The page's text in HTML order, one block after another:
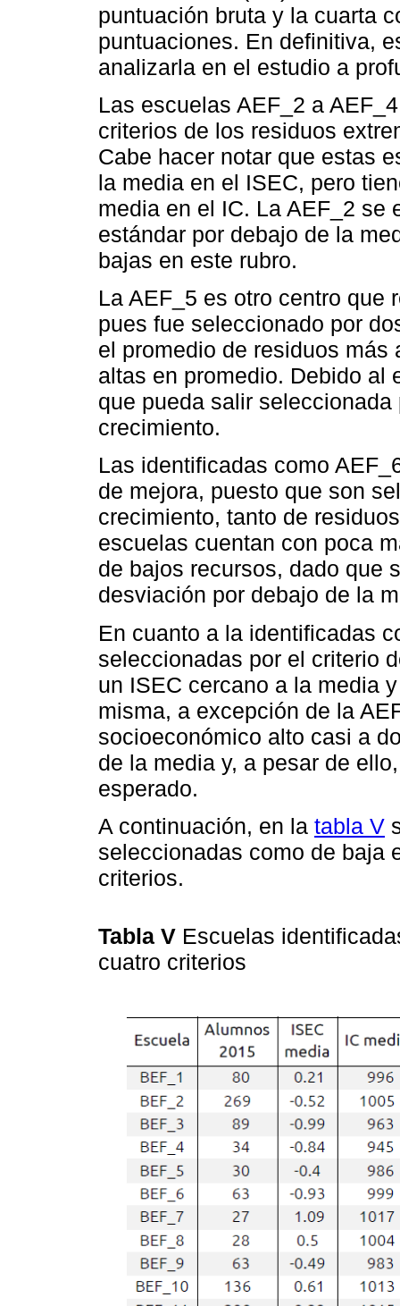
puntuación bruta y la cuarta
puntuaciones. En definitiva,
analizarla en el estudio a
Las escuelas AEF_2 a
criterios de los residuos
Cabe hacer notar que estas
la media en el ISEC, pero
media en el IC. La AEF_2 se
estándar por debajo de la
bajas en este rubro.
La AEF_5 es otro centro que
pues fue seleccionado por
el promedio de residuos
altas en promedio. Debido al
que pueda salir
crecimiento.
Las identificadas como
de mejora, puesto que son
crecimiento, tanto de
escuelas cuentan con poca
de bajos recursos, dado que
desviación por debajo de la
En cuanto a la identificadas
seleccionadas por el criterio
un ISEC cercano a la media
misma, a excepción de la
socioeconómico alto casi a
de la media y, a pesar de
esperado.
A continuación, en la tabla V
seleccionadas como de baja
criterios.
Tabla V Escuelas
cuatro criterios